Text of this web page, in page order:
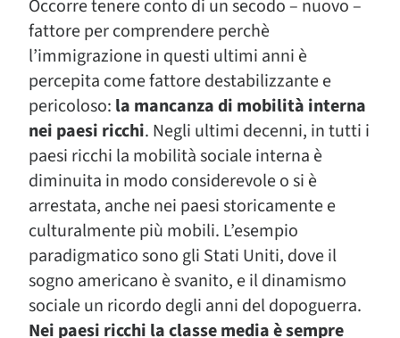
Occorre tenere conto di un secodo – nuovo –
fattore per comprendere perchè
l’immigrazione in questi ultimi anni è
percepita come fattore destabilizzante e
pericoloso: la mancanza di mobilità interna
nei paesi ricchi. Negli ultimi decenni, in tutti i
paesi ricchi la mobilità sociale interna è
diminuita in modo considerevole o si è
arrestata, anche nei paesi storicamente e
culturalmente più mobili. L’esempio
paradigmatico sono gli Stati Uniti, dove il
sogno americano è svanito, e il dinamismo
sociale un ricordo degli anni del dopoguerra.
Nei paesi ricchi la classe media è sempre